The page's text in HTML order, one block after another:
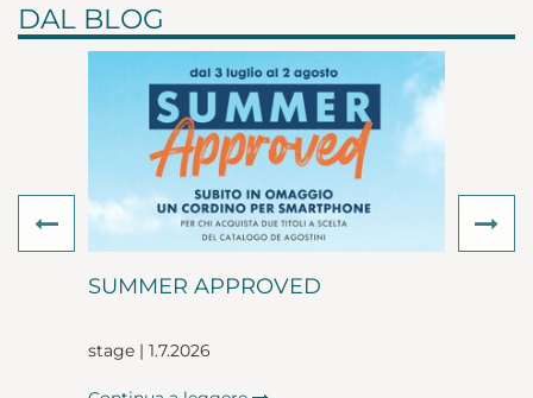
DAL BLOG
SUMMER APPROVED
stage | 1.7.2026
Previous